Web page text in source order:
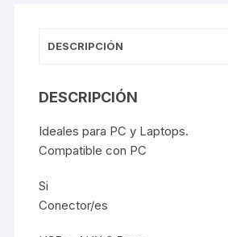
DESCRIPCIÓN
DESCRIPCIÓN
Ideales para PC y Laptops.
Compatible con PC
Si
Conector/es